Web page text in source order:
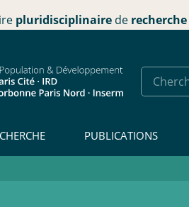
pluridisciplinaire de recherche
PUBLICATIONS